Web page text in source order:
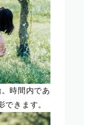
時間内であ
できます。